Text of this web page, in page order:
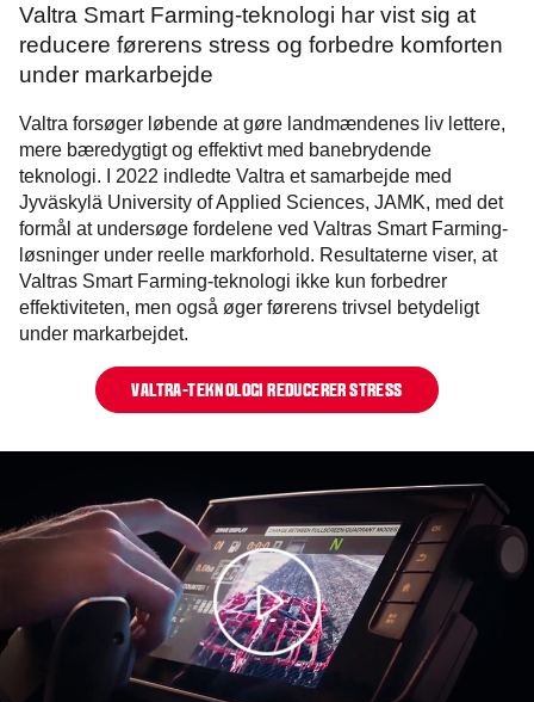
Valtra Smart Farming-teknologi har vist sig at
reducere førerens stress og forbedre komforten
under markarbejde
Valtra forsøger løbende at gøre landmændenes liv lettere,
mere bæredygtigt og effektivt med banebrydende
teknologi. I 2022 indledte Valtra et samarbejde med
Jyväskylä University of Applied Sciences, JAMK, med det
formål at undersøge fordelene ved Valtras Smart Farming-
løsninger under reelle markforhold. Resultaterne viser, at
Valtras Smart Farming-teknologi ikke kun forbedrer
effektiviteten, men også øger førerens trivsel betydeligt
under markarbejdet.
VALTRA-TEKNOLOGI REDUCERER STRESS